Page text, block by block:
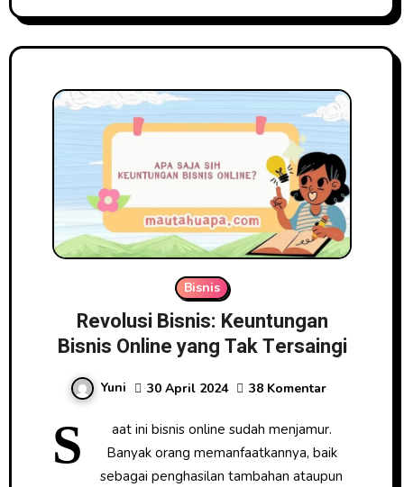
Bisnis
Revolusi Bisnis: Keuntungan
Bisnis Online yang Tak Tersaingi
Yuni 30 April 2024 38 Komentar
S
aat ini bisnis online sudah menjamur.
Banyak orang memanfaatkannya, baik
sebagai penghasilan tambahan ataupun